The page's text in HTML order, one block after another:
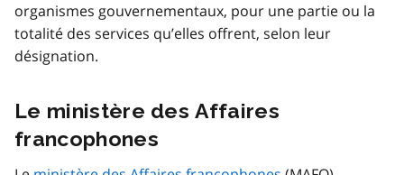
organismes gouvernementaux, pour une partie ou la
totalité des services qu’elles offrent, selon leur
désignation.
Le ministère des Affaires
francophones